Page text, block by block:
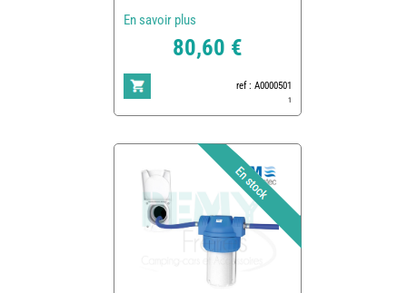
En savoir plus
80,60 €
ref : A0000501
1